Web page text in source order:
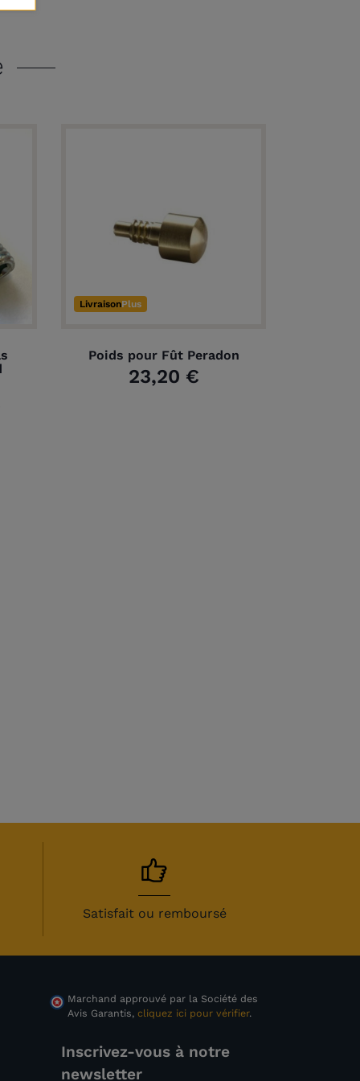
LivraisonPlus
Poids pour Fût Peradon
23,20 €
Satisfait ou remboursé
Marchand approuvé par la Société des
Avis Garantis, cliquez ici pour vérifier.
Inscrivez-vous à notre
newsletter